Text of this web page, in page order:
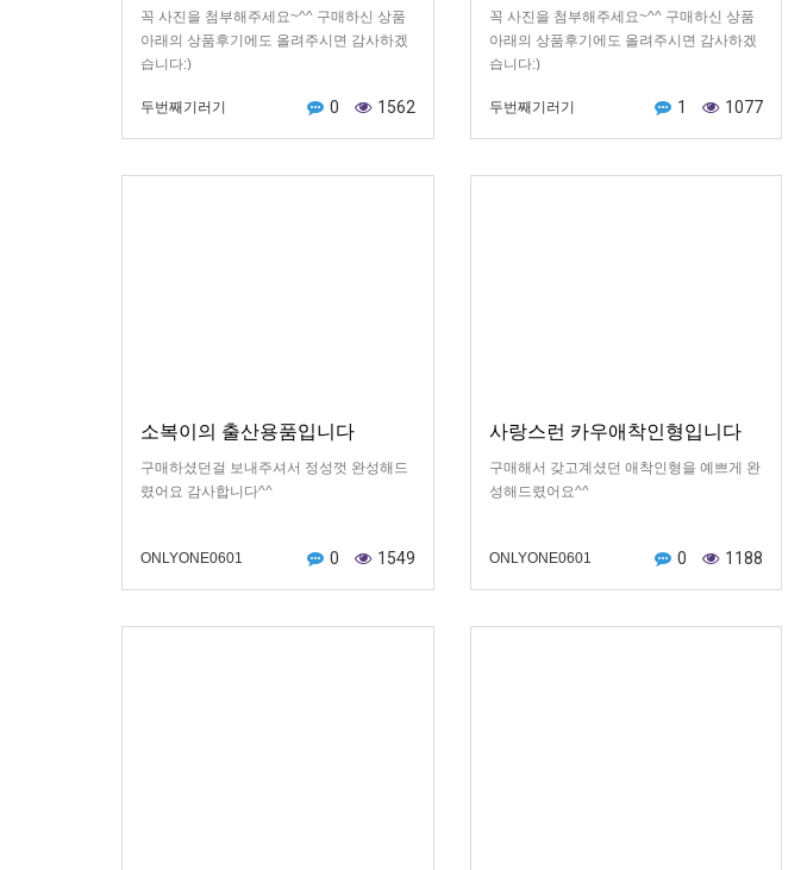
꼭 사진을 첨부해주세요~^^ 구매하신 상품
아래의 상품후기에도 올려주시면 감사하겠
습니다:)
두번째기러기 0 1562
꼭 사진을 첨부해주세요~^^ 구매하신 상품
아래의 상품후기에도 올려주시면 감사하겠
습니다:)
두번째기러기 1 1077
소복이의 출산용품입니다
구매하셨던걸 보내주셔서 정성껏 완성해드
렸어요 감사합니다^^
ONLYONE0601 0 1549
사랑스런 카우애착인형입니다
구매해서 갖고계셨던 애착인형을 예쁘게 완
성해드렸어요^^
ONLYONE0601 0 1188